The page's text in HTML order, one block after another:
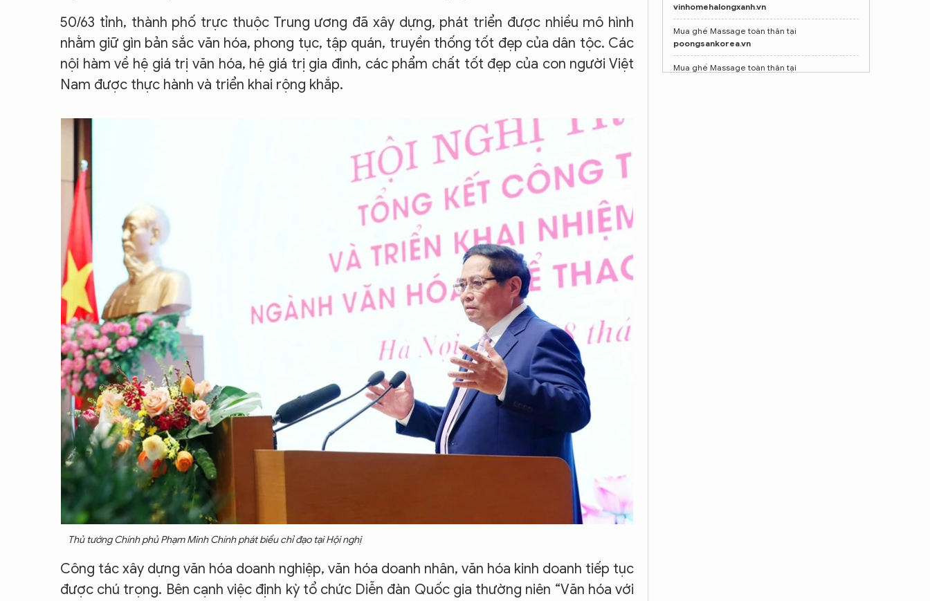
50/63 tỉnh, thành phố trực thuộc Trung ương đã xây dựng, phát triển được nhiều mô hình
nhằm giữ gìn bản sắc văn hóa, phong tục, tập quán, truyền thống tốt đẹp của dân tộc. Các
nội hàm về hệ giá trị văn hóa, hệ giá trị gia đình, các phẩm chất tốt đẹp của con người Việt
Nam được thực hành và triển khai rộng khắp.
Thủ tướng Chính phủ Phạm Minh Chính phát biểu chỉ đạo tại Hội nghị
Công tác xây dựng văn hóa doanh nghiệp, văn hóa doanh nhân, văn hóa kinh doanh tiếp tục
được chú trọng. Bên cạnh việc định kỳ tổ chức Diễn đàn Quốc gia thường niên “Văn hóa với
vinhomehalongxanh.vn
Mua ghế Massage toàn thân tại
poongsankorea.vn
Mua ghế Massage toàn thân tại